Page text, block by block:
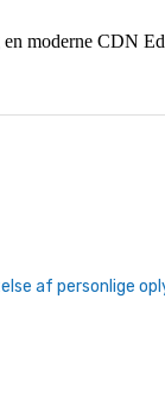
en moderne CDN
af personlige